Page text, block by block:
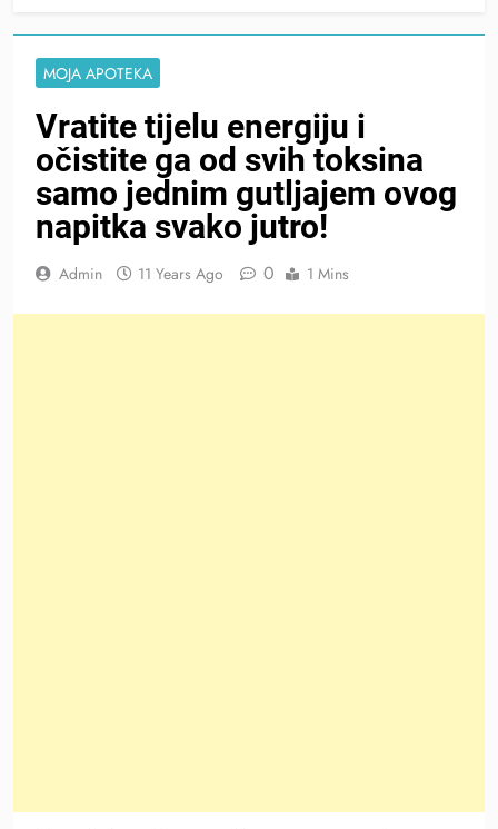
MOJA APOTEKA
Vratite tijelu energiju i
očistite ga od svih toksina
samo jednim gutljajem ovog
napitka svako jutro!
Admin 11 Years Ago 0 1 Mins